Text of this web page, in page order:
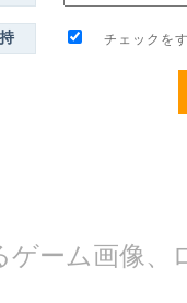
チェックをす
ーム画像、